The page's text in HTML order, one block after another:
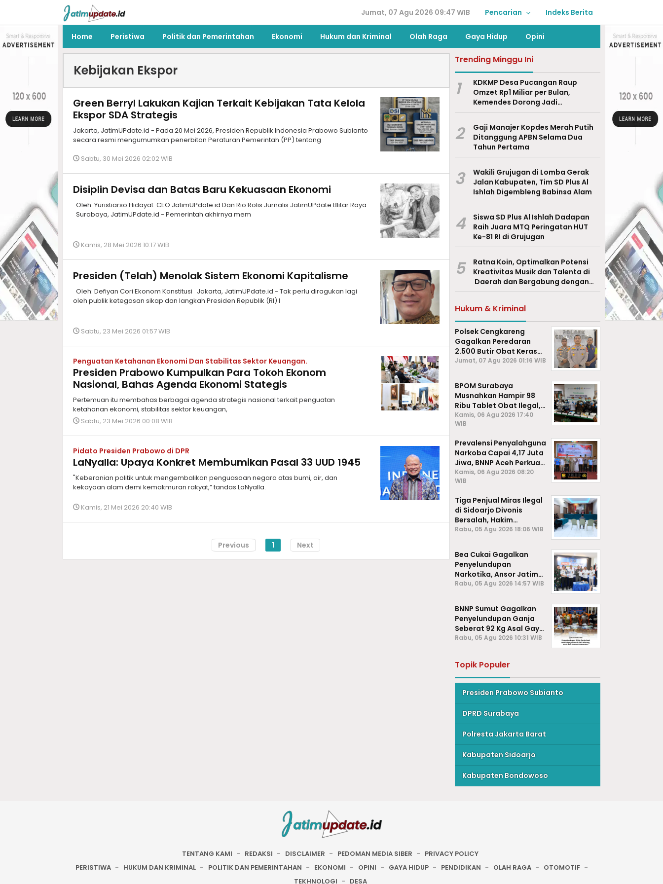
Jumat, 07 Agu 2026 09:47 WIB Pencarian Indeks Berita
Home Peristiwa Politik dan Pemerintahan Ekonomi Hukum dan Kriminal Olah Raga Gaya Hidup Opini
Kebijakan Ekspor
Green Berryl Lakukan Kajian Terkait Kebijakan Tata Kelola
Ekspor SDA Strategis
Jakarta, JatimUPdate.id - Pada 20 Mei 2026, Presiden Republik Indonesia Prabowo Subianto
secara resmi mengumumkan penerbitan Peraturan Pemerintah (PP) tentang
Sabtu, 30 Mei 2026 02:02 WIB
Disiplin Devisa dan Batas Baru Kekuasaan Ekonomi
Oleh: Yuristiarso Hidayat CEO JatimUPdate.id Dan Rio Rolis Jurnalis JatimUPdate Blitar Raya
Surabaya, JatimUPdate.id - Pemerintah akhirnya mem
Kamis, 28 Mei 2026 10:17 WIB
Presiden (Telah) Menolak Sistem Ekonomi Kapitalisme
Oleh: Defiyan Cori Ekonom Konstitusi Jakarta, JatimUPdate.id - Tak perlu diragukan lagi
oleh publik ketegasan sikap dan langkah Presiden Republik (RI) I
Sabtu, 23 Mei 2026 01:57 WIB
Penguatan Ketahanan Ekonomi Dan Stabilitas Sektor Keuangan.
Presiden Prabowo Kumpulkan Para Tokoh Ekonom
Nasional, Bahas Agenda Ekonomi Stategis
Pertemuan itu membahas berbagai agenda strategis nasional terkait penguatan
ketahanan ekonomi, stabilitas sektor keuangan,
Sabtu, 23 Mei 2026 00:08 WIB
Pidato Presiden Prabowo di DPR
LaNyalla: Upaya Konkret Membumikan Pasal 33 UUD 1945
"Keberanian politik untuk mengembalikan penguasaan negara atas bumi, air, dan
kekayaan alam demi kemakmuran rakyat,” tandas LaNyalla.
Kamis, 21 Mei 2026 20:40 WIB
Previous 1 Next
Trending Minggu Ini
1
KDKMP Desa Pucangan Raup
Omzet Rp1 Miliar per Bulan,
Kemendes Dorong Jadi
Percontohan Nasional
2
Gaji Manajer Kopdes Merah Putih
Ditanggung APBN Selama Dua
Tahun Pertama
3
Wakili Grujugan di Lomba Gerak
Jalan Kabupaten, Tim SD Plus Al
Ishlah Digembleng Babinsa Alam
4
Siswa SD Plus Al Ishlah Dadapan
Raih Juara MTQ Peringatan HUT
Ke-81 RI di Grujugan
5
Ratna Koin, Optimalkan Potensi
Kreativitas Musik dan Talenta di
Daerah dan Bergabung dengan
Ekraf Pasuruan
Hukum & Kriminal
Polsek Cengkareng
Gagalkan Peredaran
2.500 Butir Obat Keras
Daftar G, Satu Pengedar
Jumat, 07 Agu 2026 01:16 WIB
BPOM Surabaya
Musnahkan Hampir 98
Ribu Tablet Obat Ilegal,
Cegah Penyalahgunaan
di Kalangan Pelajar
Kamis, 06 Agu 2026 17:40
WIB
Prevalensi Penyalahguna
Narkoba Capai 4,17 Juta
Jiwa, BNNP Aceh Perkuat
P4GN di Subulussalam
Kamis, 06 Agu 2026 08:20
WIB
Tiga Penjual Miras Ilegal
di Sidoarjo Divonis
Bersalah, Hakim
Jatuhkan Denda hingga
Rabu, 05 Agu 2026 18:06 WIB
Bea Cukai Gagalkan
Penyelundupan
Narkotika, Ansor Jatim
Negara Tak Kalah dari
Rabu, 05 Agu 2026 14:57 WIB
BNNP Sumut Gagalkan
Penyelundupan Ganja
Seberat 92 Kg Asal Gayo
Lues, Aceh.
Rabu, 05 Agu 2026 10:31 WIB
Topik Populer
Presiden Prabowo Subianto
DPRD Surabaya
Polresta Jakarta Barat
Kabupaten Sidoarjo
Kabupaten Bondowoso
TENTANG KAMI REDAKSI DISCLAIMER PEDOMAN MEDIA SIBER
PRIVACY POLICY
PERISTIWA
HUKUM DAN KRIMINAL POLITIK DAN PEMERINTAHAN EKONOMI OPINI GAYA HIDUP PENDIDIKAN OLAH RAGA
OTOMOTIF
TEKHNOLOGI
DESA